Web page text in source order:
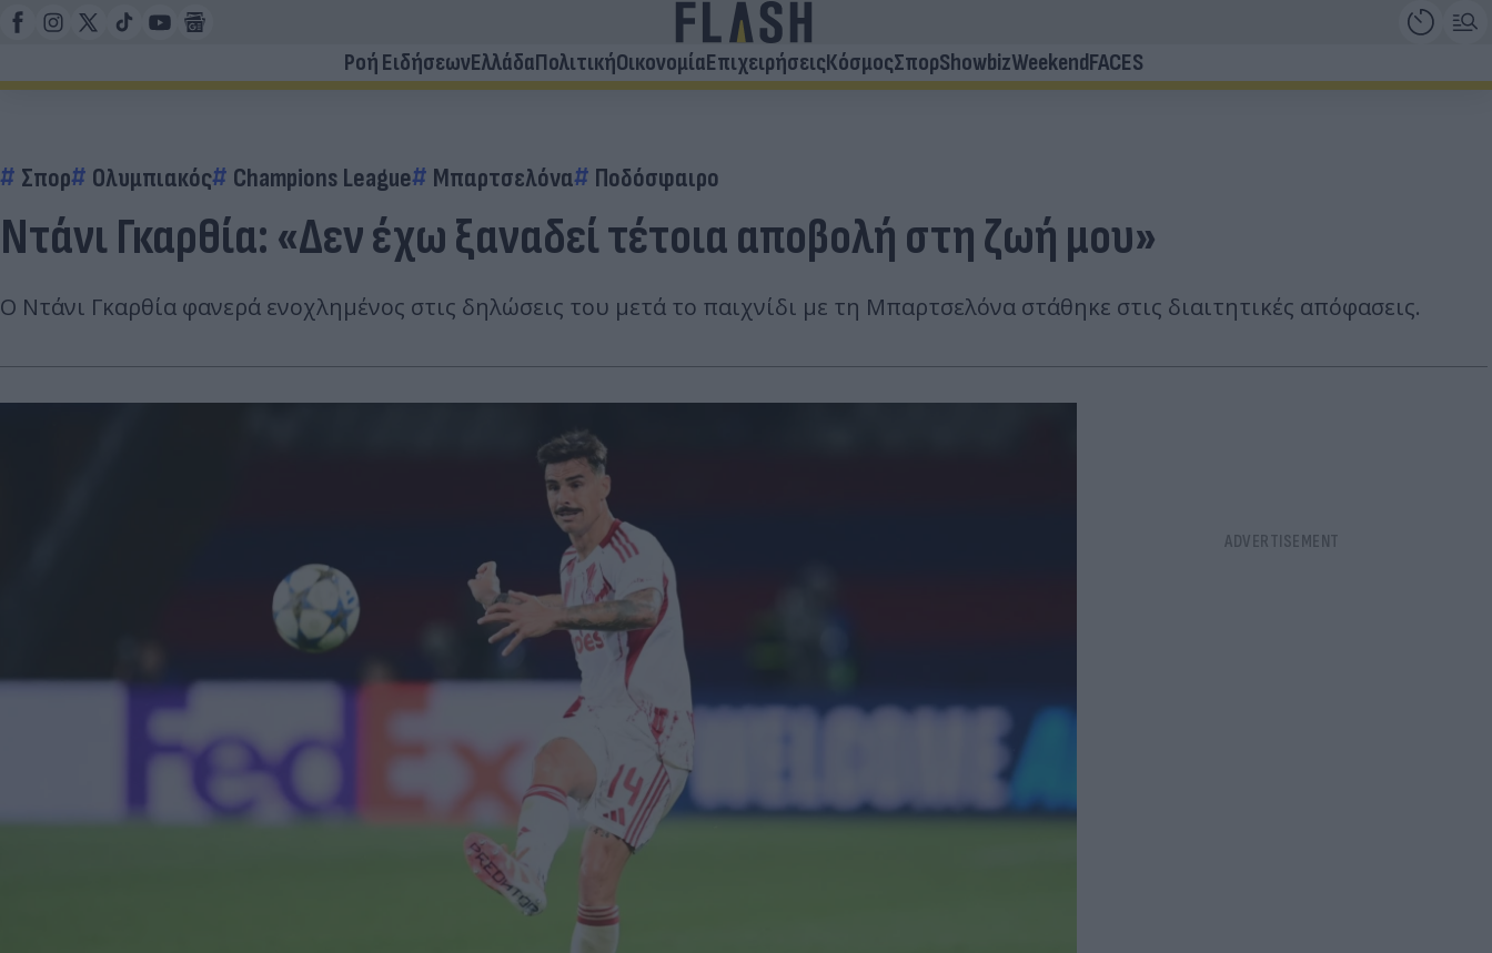
Ροή ΕιδήσεωνΕλλάδαΠολιτικήΟικονομίαΕπιχειρήσειςΚόσμοςΣπορShowbizWeekendFACES
Σπορ Ολυμπιακός Champions League Μπαρτσελόνα Ποδόσφαιρο
Ντάνι Γκαρθία: «Δεν έχω ξαναδεί τέτοια αποβολή στη ζωή μου»
Ο Ντάνι Γκαρθία φανερά ενοχλημένος στις δηλώσεις του μετά το παιχνίδι με τη Μπαρτσελόνα στάθηκε στις διαιτητικές απόφασεις.